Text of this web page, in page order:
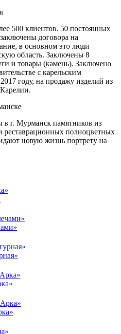
500 клиентов. 50 постоянных
договора на
в основном это люди
область. Заключены 8
и товары (камень). Заключено
с карельским
году, на продажу изделий из
г. Мурманск памятников из
реставрационных полноцветных
новую жизнь портрету на